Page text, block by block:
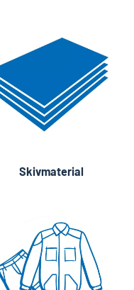
Skivmaterial